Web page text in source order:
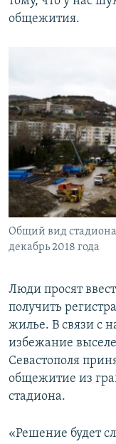
общежития.
Общий вид
декабрь 2018 года
Люди просят
получить
жилье. В связи с
избежание
Севастополя
общежитие из
стадиона.
«Решение будет